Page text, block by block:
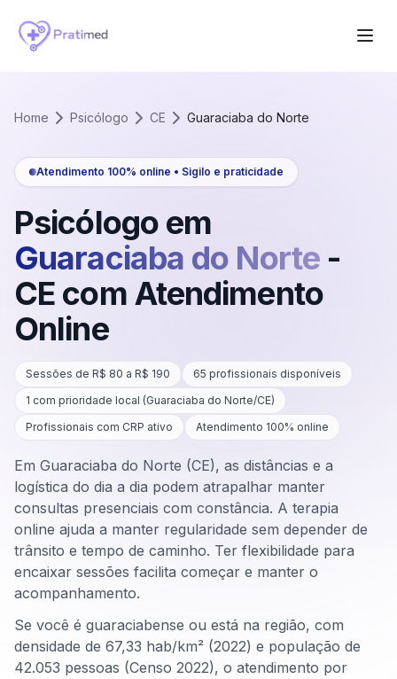
Home Psicólogo CE Guaraciaba do Norte
Atendimento 100% online • Sigilo e praticidade
Psicólogo em
Guaraciaba do Norte -
CE com Atendimento
Online
Sessões de R$ 80 a R$ 190 65 profissionais disponíveis
1 com prioridade local (Guaraciaba do Norte/CE)
Profissionais com CRP ativo
Atendimento 100% online
Em Guaraciaba do Norte (CE), as distâncias e a
logística do dia a dia podem atrapalhar manter
consultas presenciais com constância. A terapia
online ajuda a manter regularidade sem depender de
trânsito e tempo de caminho. Ter flexibilidade para
encaixar sessões facilita começar e manter o
acompanhamento.
Se você é guaraciabense ou está na região, com
densidade de 67,33 hab/km² (2022) e população de
42.053 pessoas (Censo 2022), o atendimento por